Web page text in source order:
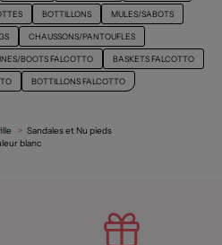
BOTTILLONS MULES/SABOTS
CHAUSSONS/PANTOUFLES
BOOTS FALCOTTO BASKETS FALCOTTO
BOTTILLONS FALCOTTO
Sandales et Nu pieds
blanc